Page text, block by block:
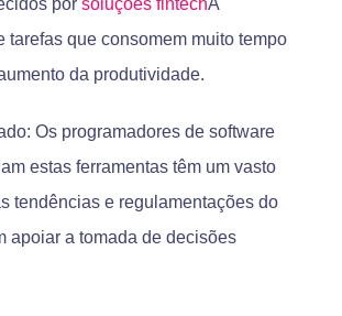
por soluções fintechA
tarefas que consomem muito tempo
da produtividade.
Os programadores de software
estas ferramentas têm um vasto
tendências e regulamentações do
apoiar a tomada de decisões